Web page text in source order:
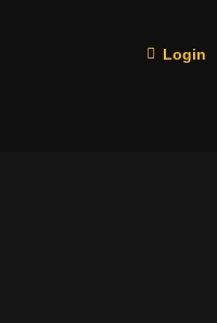
Login